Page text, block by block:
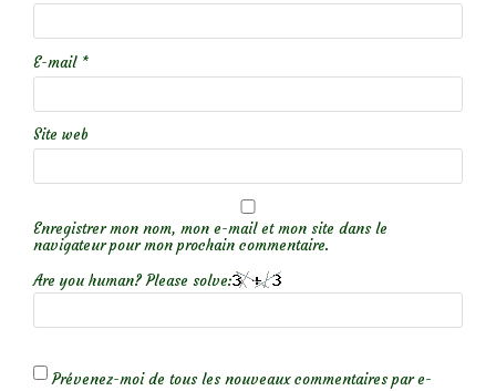
E-mail *
Site web
Enregistrer mon nom, mon e-mail et mon site dans le
navigateur pour mon prochain commentaire.
Are you human? Please solve:
Prévenez-moi de tous les nouveaux commentaires par e-